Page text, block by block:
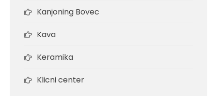
Kanjoning Bovec
Kava
Keramika
Klicni center